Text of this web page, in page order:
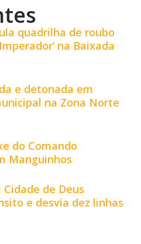
quadrilha de roubo
na Baixada
e detonada em
na Zona Norte
do Comando
Manguinhos
de Deus
e desvia dez linhas